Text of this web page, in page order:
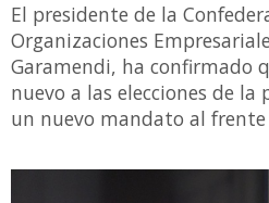
El presidente de la
Organizaciones
Garamendi, ha confirmado
nuevo a las elecciones de
un nuevo mandato al frente